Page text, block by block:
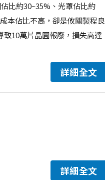
比約30~35%、光罩佔比約
本佔比不高，卻是攸關製程良
10萬片晶圓報廢，損失高達
詳細全文
詳細全文